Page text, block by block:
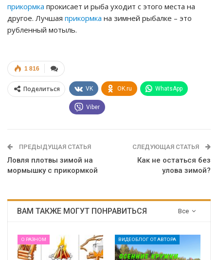
прикормка прокисает и рыба уходит с этого места на
другое. Лучшая прикормка на зимней рыбалке – это
рубленный мотыль.
1 816
Поделиться VK OK.ru WhatsApp
Viber
ПРЕДЫДУЩАЯ СТАТЬЯ
Ловля плотвы зимой на
мормышку с прикормкой
СЛЕДУЮЩАЯ СТАТЬЯ
Как не остаться без
улова зимой?
Все
ВАМ ТАКЖЕ МОГУТ ПОНРАВИТЬСЯ
О РАЗНОМ ВИДЕОБЛОГ ОТ АВТОРА